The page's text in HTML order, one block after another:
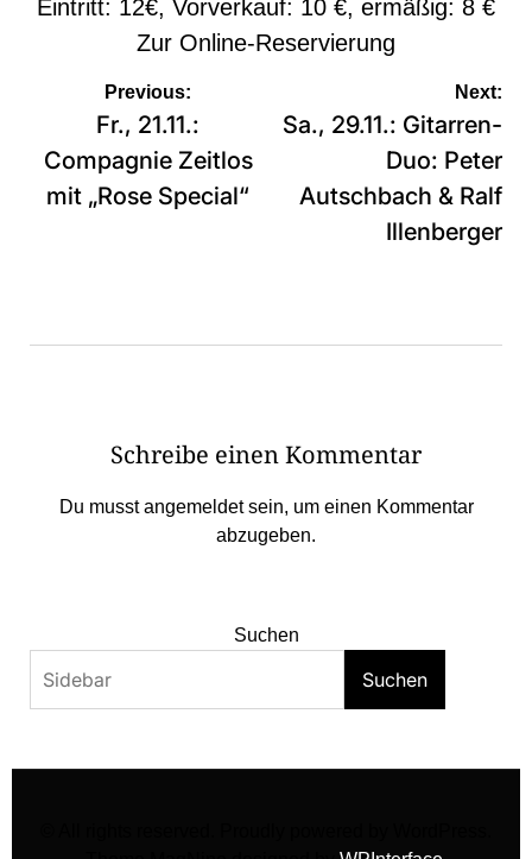
Eintritt: 12€, Vorverkauf: 10 €, ermäßig: 8 €
Zur Online-Reservierung
Beitragsnavigation
Previous:
Fr., 21.11.:
Compagnie Zeitlos
mit „Rose Special“
Next:
Sa., 29.11.: Gitarren-
Duo: Peter
Autschbach & Ralf
Illenberger
Schreibe einen Kommentar
Du musstangemeldetsein, um einen Kommentar
abzugeben.
Suchen
Suchen